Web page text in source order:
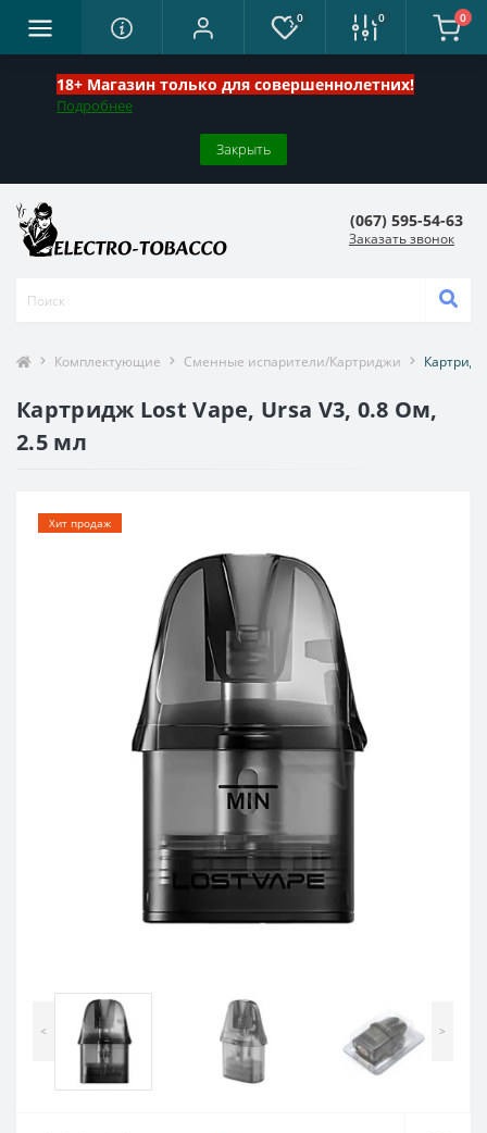
18+ Магазин только для совершеннолетних!
Подробнее
Закрыть
0 0 0
(067) 595-54-63
Заказать звонок
Комплектующие Сменные испарители/Картриджи
Картридж Lost Vape, Ursa V3, 0.8 Ом,
2.5 мл
Хит продаж
< >